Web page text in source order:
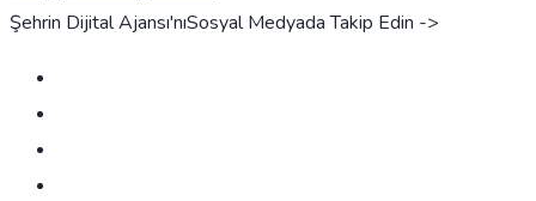
Şehrin Dijital Ajansı'nıSosyal Medyada Takip Edin ->